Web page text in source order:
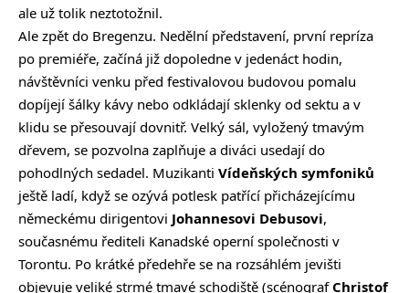
ale už tolik neztotožnil.
Ale zpět do Bregenzu. Nedělní představení, první repríza
po premiéře, začíná již dopoledne v jedenáct hodin,
návštěvníci venku před festivalovou budovou pomalu
dopíjejí šálky kávy nebo odkládají sklenky od sektu a v
klidu se přesouvají dovnitř. Velký sál, vyložený tmavým
dřevem, se pozvolna zaplňuje a diváci usedají do
pohodlných sedadel. Muzikanti Vídeňských symfoniků
ještě ladí, když se ozývá potlesk patřící přicházejícímu
německému dirigentovi Johannesovi Debusovi,
současnému řediteli Kanadské operní společnosti v
Torontu. Po krátké předehře se na rozsáhlém jevišti
objevuje veliké strmé tmavé schodiště (scénograf Christof